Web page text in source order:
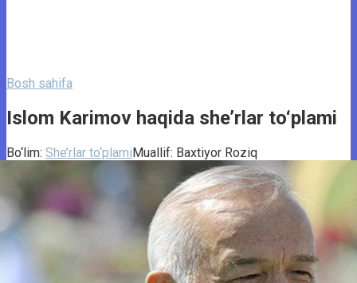
Bosh sahifa
Islom Karimov haqida she’rlar to‘plami
Bo‘lim: She’rlar to‘plamiMuallif: Baxtiyor Roziq